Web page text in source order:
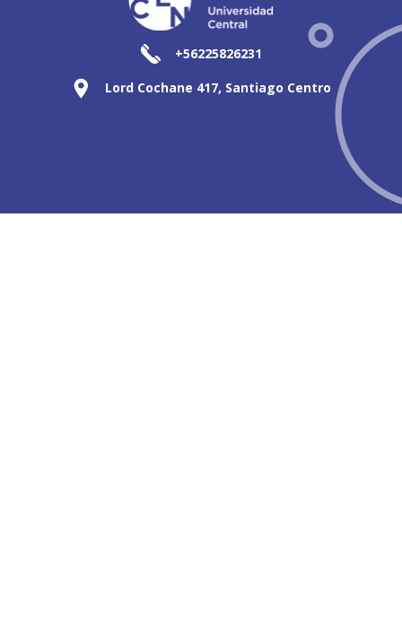
+56225826231
Lord Cochane 417, Santiago Centro